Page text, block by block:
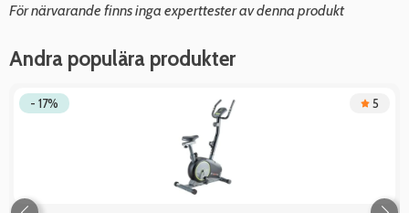
För närvarande finns inga experttester av denna produkt
Andra populära produkter
- 17% 5